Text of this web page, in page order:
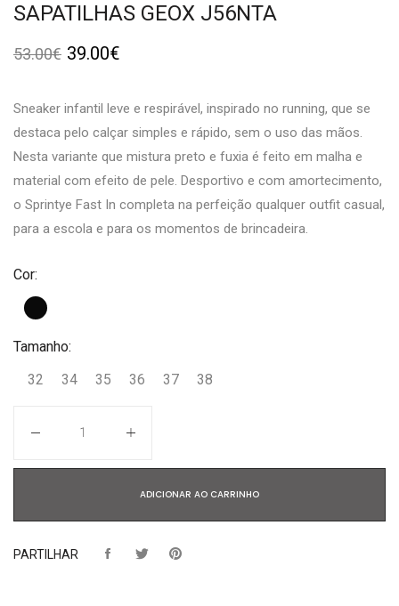
SAPATILHAS GEOX J56NTA
53.00€ 39.00€
Sneaker infantil leve e respirável, inspirado no running, que se
destaca pelo calçar simples e rápido, sem o uso das mãos.
Nesta variante que mistura preto e fuxia é feito em malha e
material com efeito de pele. Desportivo e com amortecimento,
o Sprintye Fast In completa na perfeição qualquer outfit casual,
para a escola e para os momentos de brincadeira.
Cor:
Tamanho:
32
34 35 36 37 38
ADICIONAR AO CARRINHO
PARTILHAR